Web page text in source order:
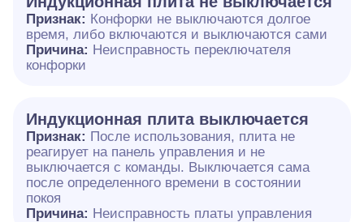
Признак: Конфорки не выключаются долгое
время, либо включаются и выключаются сами
Причина: Неисправность переключателя
конфорки
Индукционная плита выключается
Признак: После использования, плита не
реагирует на панель управления и не
выключается с команды. Выключается сама
после определенного времени в состоянии
покоя
Причина: Неисправность платы управления